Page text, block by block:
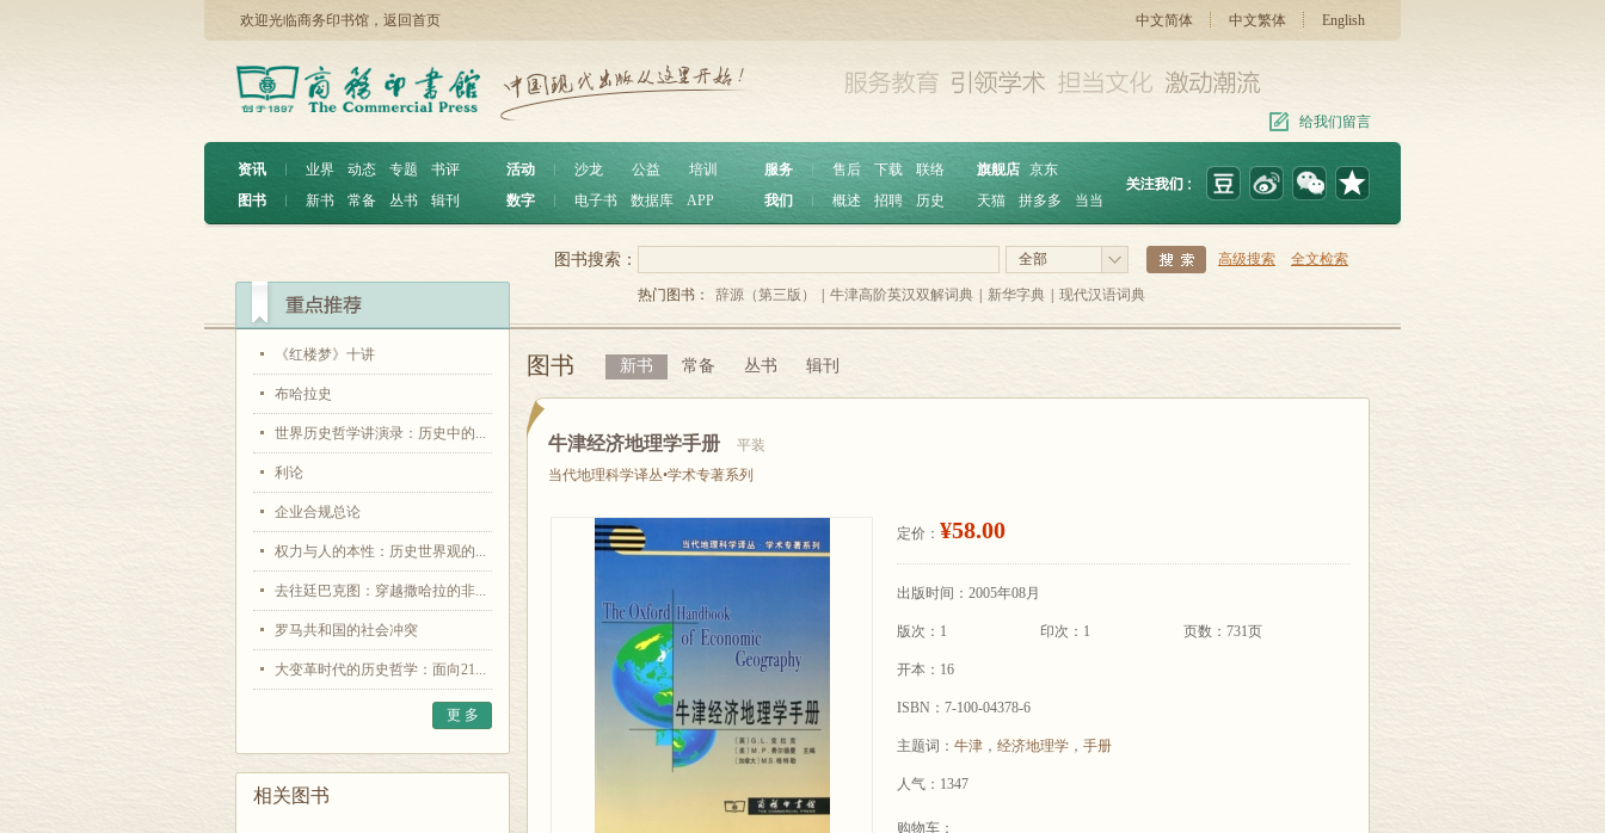
欢迎光临商务印书馆， 返回首页 中文简体 中文繁体 English
给我们留言
资讯 ︱ 业界 动态 专题
书评
图书
︱ 新书 常备 丛书 辑刊
活动 沙龙 公益
培训
数字
电子书 数据库 APP
服务 ︱ 售后 下载
联络
我们
概述 招聘 历史
旗舰店 京东
天猫
拼多多 当当
《红楼梦》十讲
布哈拉史
世界历史哲学讲演录：历史中的...
利论
企业合规总论
权力与人的本性：历史世界观的...
去往廷巴克图：穿越撒哈拉的非...
罗马共和国的社会冲突
大变革时代的历史哲学：面向21...
更 多
相关图书
全部 高级搜索 全文检索
图书搜索：
热门图书： 辞源（第三版） 牛津高阶英汉双解词典 新华字典 现代汉语词典
图书 新书 常备 丛书 辑刊
牛津经济地理学手册
平装
当代地理科学译丛•学术专著系列
定价： ¥58.00
出版时间：2005年08月
版次：1 印次：1 页数：731页
开本：16
ISBN：7-100-04378-6
主题词： 牛津 ， 经济地理学 ， 手册
人气：1347
购物车：